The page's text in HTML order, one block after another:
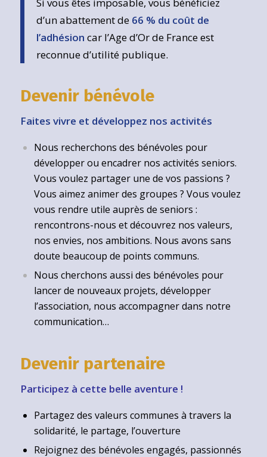
Si vous êtes imposable, vous bénéficiez
d’un abattement de 66 % du coût de
l’adhésion car l’Age d’Or de France est
reconnue d’utilité publique.
Devenir bénévole
Faites vivre et développez nos activités
Nous recherchons des bénévoles pour
développer ou encadrer nos activités seniors.
Vous voulez partager une de vos passions ?
Vous aimez animer des groupes ? Vous voulez
vous rendre utile auprès de seniors :
rencontrons-nous et découvrez nos valeurs,
nos envies, nos ambitions. Nous avons sans
doute beaucoup de points communs.
Nous cherchons aussi des bénévoles pour
lancer de nouveaux projets, développer
l’association, nous accompagner dans notre
communication…
Devenir partenaire
Participez à cette belle aventure !
Partagez des valeurs communes à travers la
solidarité, le partage, l’ouverture
Rejoignez des bénévoles engagés, passionnés